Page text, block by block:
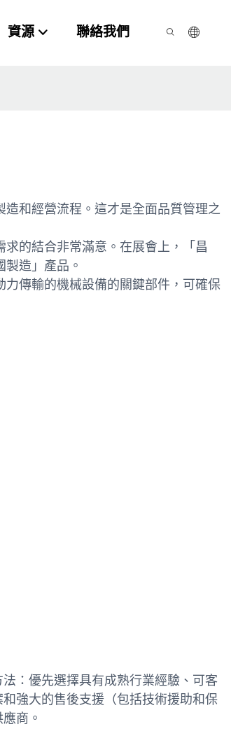
資源 聯絡我們
和經營流程。這才是全面品質管理之
的結合非常滿意。在展會上，「昌
造」產品。
傳輸的機械設備的關鍵部件，可確保
：優先選擇具有成熟行業經驗、可客
強大的售後支援（包括技術援助和保
商。